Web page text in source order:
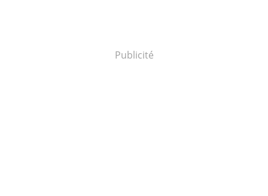
Publicité